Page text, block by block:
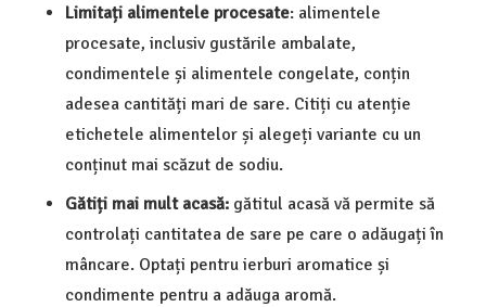
Limitați alimentele procesate: alimentele
procesate, inclusiv gustările ambalate,
condimentele și alimentele congelate, conțin
adesea cantități mari de sare. Citiți cu atenție
etichetele alimentelor și alegeți variante cu un
conținut mai scăzut de sodiu.
Gătiți mai mult acasă: gătitul acasă vă permite să
controlați cantitatea de sare pe care o adăugați în
mâncare. Optați pentru ierburi aromatice și
condimente pentru a adăuga aromă.